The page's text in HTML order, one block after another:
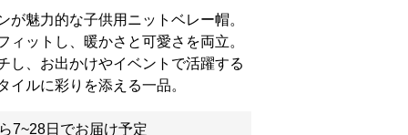
が魅力的な子供用ニットベレー帽。
ィットし、暖かさと可愛さを両立。
し、お出かけやイベントで活躍する
イルに彩りを添える一品。
7~28日でお届け予定